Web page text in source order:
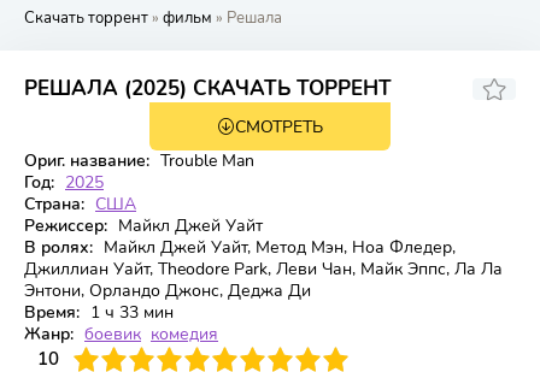
Скачать торрент» фильм » Решала
РЕШАЛА (2025) СКАЧАТЬ ТОРРЕНТ
4.6
СМОТРЕТЬ
Ориг. название: Trouble Man
Год: 2025
Страна: США
Режиссер: Майкл Джей Уайт
В ролях: Майкл Джей Уайт, Метод Мэн, Ноа Фледер,
Джиллиан Уайт, Theodore Park, Леви Чан, Майк Эппс, Ла Ла
Энтони, Орландо Джонс, Деджа Ди
Время: 1 ч 33 мин
Жанр: боевик комедия
10
4 6 7 8 9 10